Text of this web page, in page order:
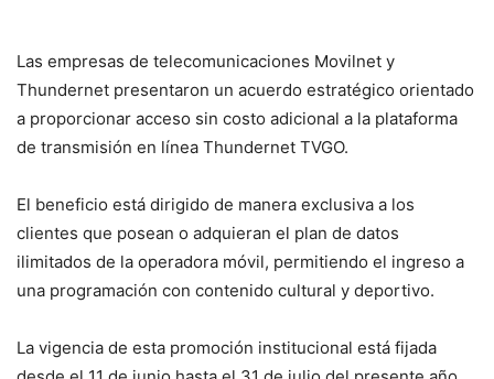
Las empresas de telecomunicaciones Movilnet y
Thundernet presentaron un acuerdo estratégico orientado
a proporcionar acceso sin costo adicional a la plataforma
de transmisión en línea Thundernet TVGO.
El beneficio está dirigido de manera exclusiva a los
clientes que posean o adquieran el plan de datos
ilimitados de la operadora móvil, permitiendo el ingreso a
una programación con contenido cultural y deportivo.
La vigencia de esta promoción institucional está fijada